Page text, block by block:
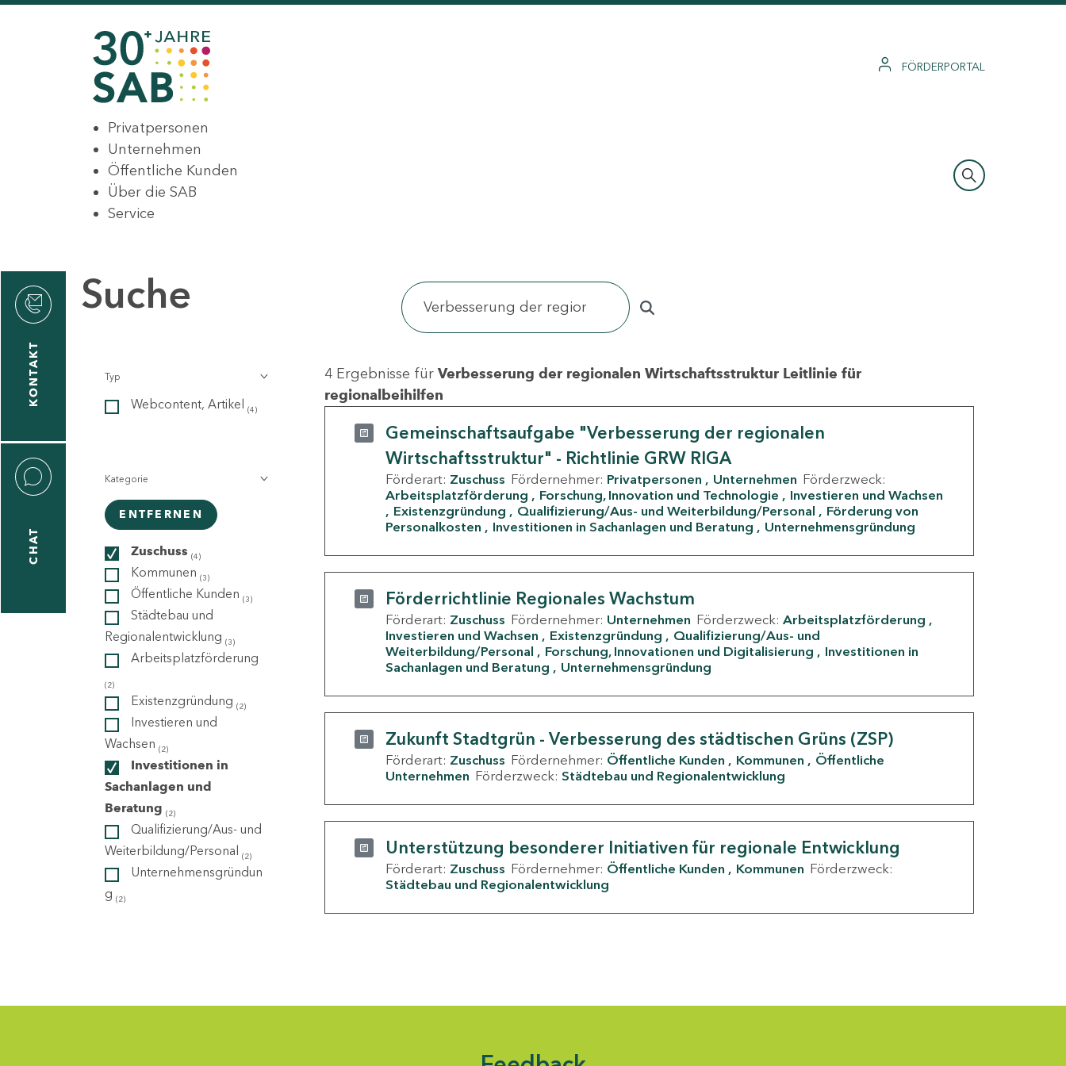
FÖRDERPORTAL
Privatpersonen
Unternehmen
Öffentliche Kunden
Über die SAB
Service
KONTAKT
CHAT
Suche
Typ
Webcontent, Artikel (4)
Kategorie
ENTFERNEN
Zuschuss (4)
Kommunen (3)
Öffentliche Kunden (3)
Städtebau und
Regionalentwicklung (3)
Arbeitsplatzförderung
(2)
Existenzgründung (2)
Investieren und
Wachsen (2)
Investitionen in
Sachanlagen und
Beratung (2)
Qualifizierung/Aus- und
Weiterbildung/Personal (2)
Unternehmensgründun
g (2)
4 Ergebnisse für Verbesserung der regionalen Wirtschaftsstruktur Leitlinie für
regionalbeihilfen
Gemeinschaftsaufgabe "Verbesserung der regionalen
Wirtschaftsstruktur" - Richtlinie GRW RIGA
Förderart: Zuschuss Fördernehmer: Privatpersonen Unternehmen Förderzweck:
Arbeitsplatzförderung
Forschung, Innovation und Technologie
Investieren und Wachsen
Existenzgründung
Qualifizierung/Aus- und Weiterbildung/Personal
Förderung von
Personalkosten
Investitionen in Sachanlagen und Beratung Unternehmensgründung
Förderrichtlinie Regionales Wachstum
Förderart: Zuschuss Fördernehmer: Unternehmen Förderzweck: Arbeitsplatzförderung
Investieren und Wachsen
Existenzgründung
Qualifizierung/Aus- und
Weiterbildung/Personal
Forschung, Innovationen und Digitalisierung
Investitionen in
Sachanlagen und Beratung
Unternehmensgründung
Zukunft Stadtgrün - Verbesserung des städtischen Grüns (ZSP)
Förderart: Zuschuss Fördernehmer: Öffentliche Kunden Kommunen
Öffentliche
Unternehmen Förderzweck: Städtebau und Regionalentwicklung
Unterstützung besonderer Initiativen für regionale Entwicklung
Förderart: Zuschuss Fördernehmer: Öffentliche Kunden Kommunen Förderzweck:
Städtebau und Regionalentwicklung